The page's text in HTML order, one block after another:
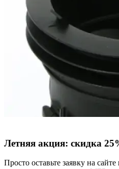
Летняя акция: скидка
Просто оставьте заявку на